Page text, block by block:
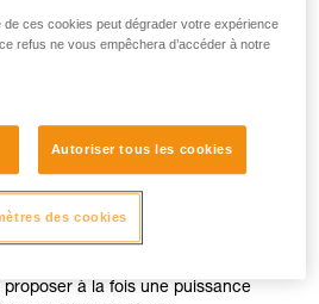
Pour une quantité d’énergie
la puissance lumineuse entraîne
de l'autonomie et
frontale compacte se portant
source d’énergie (piles ou
est souvent limitée en termes de
la taille et le poids pour assurer
l’augmentation des
à la fois une puissance
de ces cookies peut dégrader votre expérience
refus ne vous empêchera d’accéder à notre
Autoriser tous les cookies
des cookies